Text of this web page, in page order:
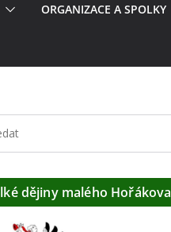
ORGANIZACE A SPOLKY
dějiny malého Hořákova